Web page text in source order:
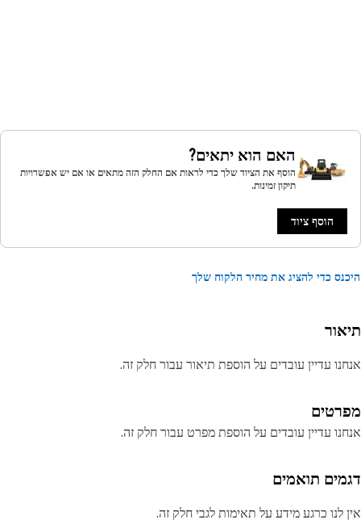
האם הוא יתאים?
הוסף את הציוד שלך כדי לראות אם החלק הזה מתאים או אם יש אפשרויות
תיקון זמינות.
הוסף ציוד
כדי להציג את מחיר הלקוח שלך
עדיין עובדים על הוספת תיאור עבור חלק זה.
עדיין עובדים על הוספת מפרט עבור חלק זה.
תואמים
לנו כרגע מידע על תאימות לגבי חלק זה.